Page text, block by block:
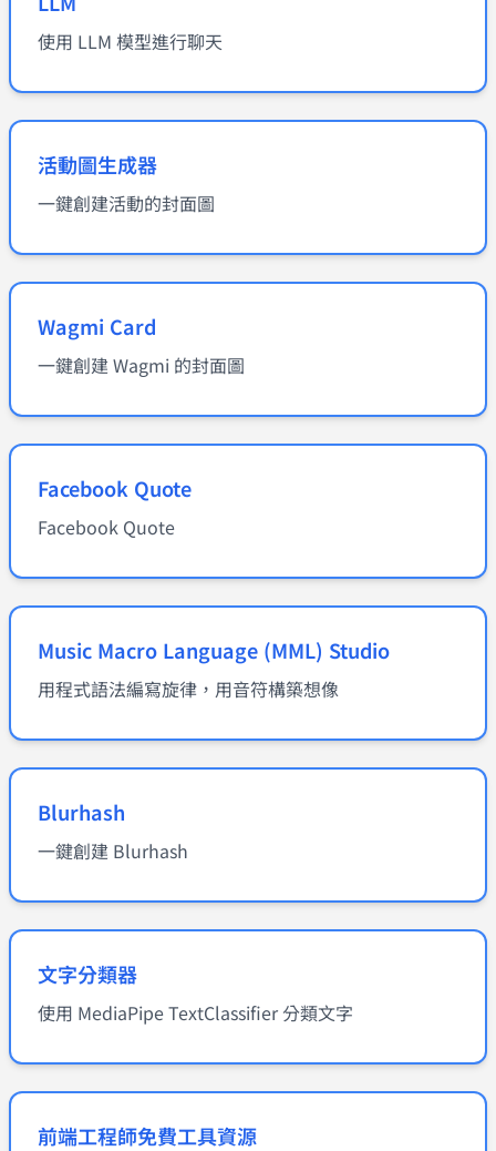
使用 LLM 模型進行聊天
活動圖生成器
一鍵創建活動的封面圖
Wagmi Card
一鍵創建 Wagmi 的封面圖
Facebook Quote
Facebook Quote
Music Macro Language (MML) Studio
用程式語法編寫旋律，用音符構築想像
Blurhash
一鍵創建 Blurhash
文字分類器
使用 MediaPipe TextClassifier 分類文字
前端工程師免費工具資源